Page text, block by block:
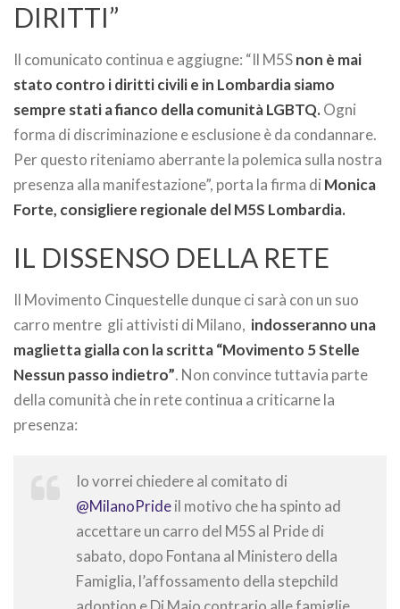
DIRITTI”
Il comunicato continua e aggiugne: “Il M5Snon è mai
stato contro i diritti civili e in Lombardia siamo
sempre stati a fianco della comunità LGBTQ.Ogni
forma di discriminazione e esclusione è da condannare.
Per questo riteniamo aberrante la polemica sulla nostra
presenza alla manifestazione”, porta la firma di Monica
Forte, consigliere regionale del M5S Lombardia.
IL DISSENSO DELLA RETE
Il Movimento Cinquestelle dunque ci sarà con un suo
carro mentre gli attivisti di Milano, indosseranno una
maglietta gialla con la scritta “Movimento 5 Stelle
Nessun passo indietro”. Non convince tuttavia parte
della comunità che in rete continua a criticarne la
presenza:
Io vorrei chiedere al comitato di
@MilanoPrideil motivo che ha spinto ad
accettare un carro del M5S al Pride di
sabato, dopo Fontana al Ministero della
Famiglia, l’affossamento della stepchild